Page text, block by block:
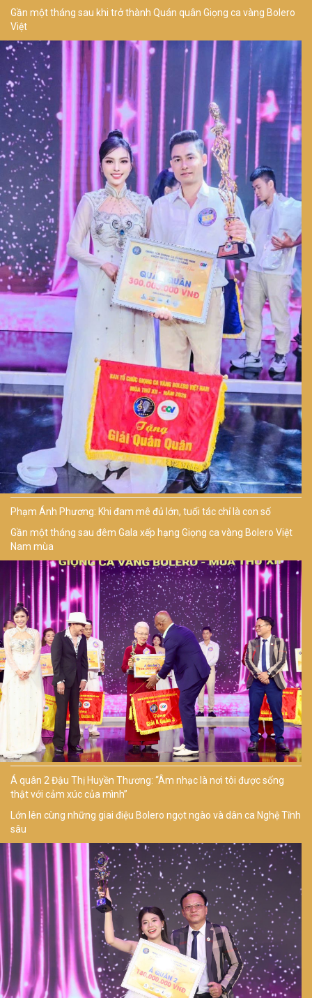
Gần một tháng sau khi trở thành Quán quân Giọng ca vàng Bolero
Việt
Phạm Ánh Phương: Khi đam mê đủ lớn, tuổi tác chỉ là con số
Gần một tháng sau đêm Gala xếp hạng Giọng ca vàng Bolero Việt
Nam mùa
Á quân 2 Đậu Thị Huyền Thương: “Âm nhạc là nơi tôi được sống
thật với cảm xúc của mình”
Lớn lên cùng những giai điệu Bolero ngọt ngào và dân ca Nghệ Tĩnh
sâu